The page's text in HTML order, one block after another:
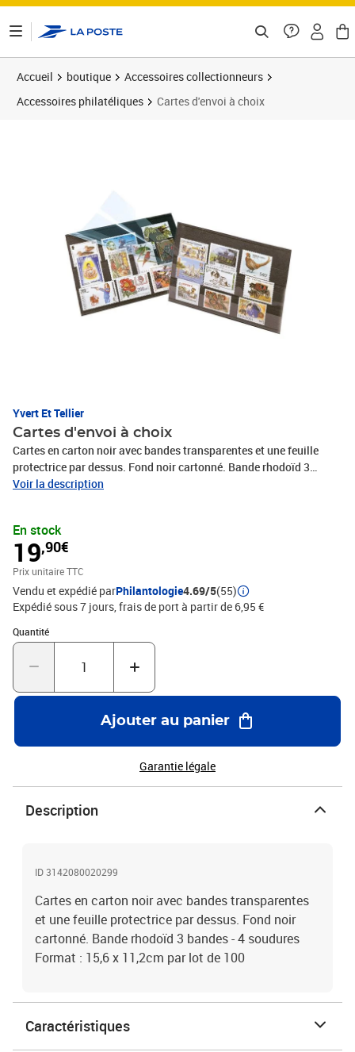
Accueil boutique
Accessoires collectionneurs
Accessoires philatéliques
Cartes d'envoi à choix
Yvert Et Tellier
Cartes d'envoi à choix
Cartes en carton noir avec bandes transparentes et une feuille
protectrice par dessus. Fond noir cartonné. Bande rhodoïd 3
bandes - 4 soudures Format : 15,6 x 11,2cm par lot de 100
Voir la description
En stock
19,90€
Prix unitaire TTC
Vendu et expédié parPhilantologie4.69/5(55)
Expédié sous 7 jours, frais de port à partir de 6,95 €
Quantité
Quantité : 1
Ajouter au panier
Garantie légale
Description
ID 3142080020299
Cartes en carton noir avec bandes transparentes
et une feuille protectrice par dessus. Fond noir
cartonné. Bande rhodoïd 3 bandes - 4 soudures
Format : 15,6 x 11,2cm par lot de 100
Caractéristiques